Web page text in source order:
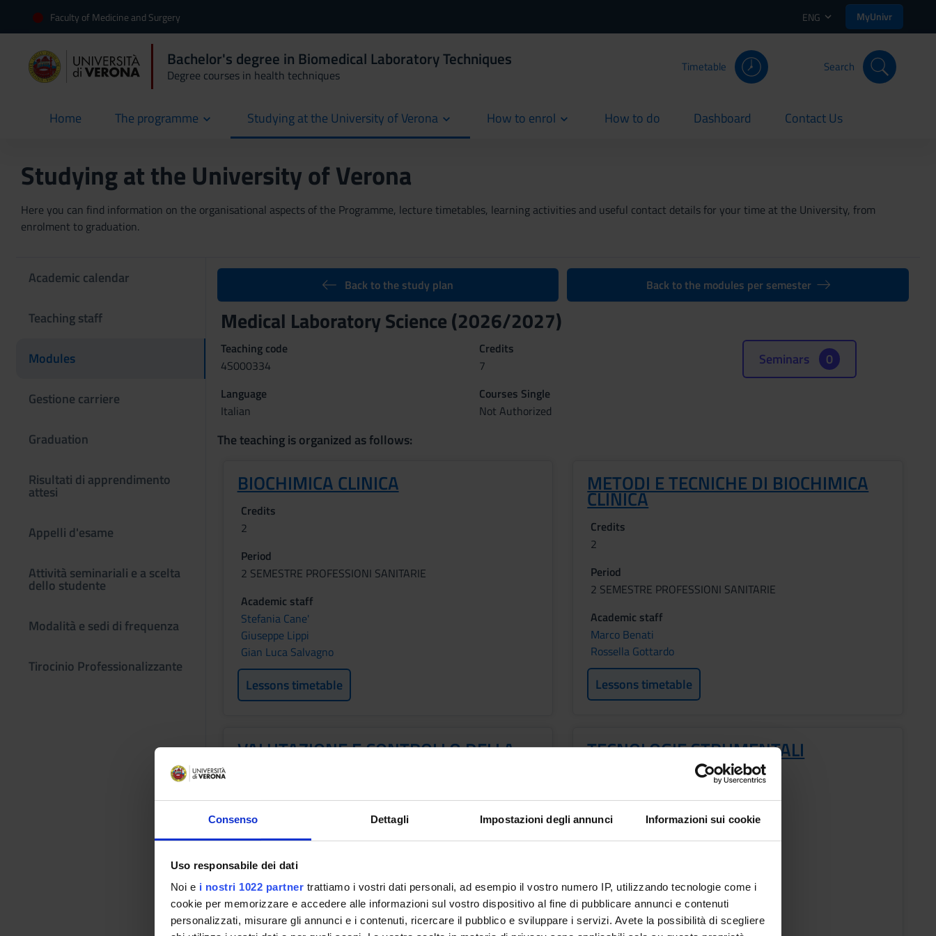
Consenso Dettagli Impostazioni degli annunci Informazioni sui cookie
Uso responsabile dei dati
Noi e i nostri 1022 partner trattiamo i vostri dati personali, ad esempio il vostro numero IP, utilizzando tecnologie come i
cookie per memorizzare e accedere alle informazioni sul vostro dispositivo al fine di pubblicare annunci e contenuti
personalizzati, misurare gli annunci e i contenuti, ricercare il pubblico e sviluppare i servizi. Avete la possibilità di scegliere
Faculty of Medicine and Surgery ENG MyUnivr
Bachelor's degree in Biomedical Laboratory Techniques
Degree courses in health techniques
Timetable Search
Home
current The programme Studying at the University of Verona How to enrol How to do
current Dashboard
current Contact Us
current
Studying at the University of Verona
Here you can find information on the organisational aspects of the Programme, lecture timetables, learning activities and useful contact details for your time at the University, from
enrolment to graduation.
Academic calendar
Teaching staff
Modules
Gestione carriere
Graduation
Risultati di apprendimento
attesi
Appelli d'esame
Attività seminariali e a scelta
dello studente
Modalità e sedi di frequenza
Tirocinio Professionalizzante
Back to the study plan Back to the modules per semester
Medical Laboratory Science (2026/2027)
Teaching code
4S000334
Credits
7
Language
Italian
Courses Single
Not Authorized
Seminars 0
The teaching is organized as follows:
BIOCHIMICA CLINICA
Credits
2
Period
2 SEMESTRE PROFESSIONI SANITARIE
Academic staff
Stefania Cane'
Giuseppe Lippi
Gian Luca Salvagno
Lessons timetable
METODI E TECNICHE DI BIOCHIMICA
CLINICA
Credits
2
Period
2 SEMESTRE PROFESSIONI SANITARIE
Academic staff
Marco Benati
Rossella Gottardo
Lessons timetable
VALUTAZIONE E CONTROLLO DELLA
Period
Academic staff
Gian Luca Salvagno
TECNOLOGIE STRUMENTALI
AUTOMATIZZATE
Period
Academic staff
Elisa Danese